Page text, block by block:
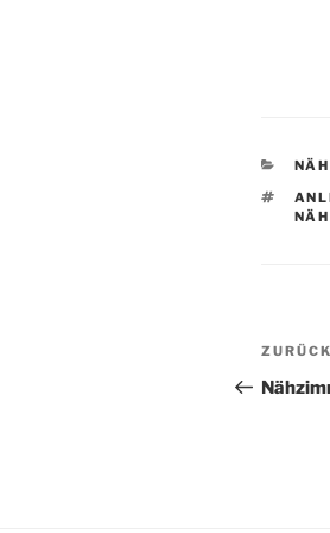
Beitrag
ZURÜCK